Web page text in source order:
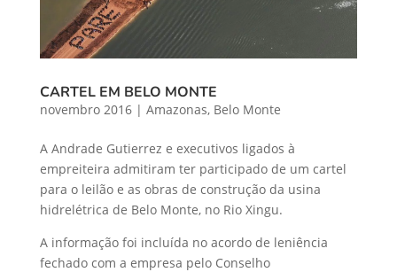
CARTEL EM BELO MONTE
novembro 2016| Amazonas, Belo Monte
A Andrade Gutierrez e executivos ligados à
empreiteira admitiram ter participado de um cartel
para o leilão e as obras de construção da usina
hidrelétrica de Belo Monte, no Rio Xingu.
A informação foi incluída no acordo de leniência
fechado com a empresa pelo Conselho